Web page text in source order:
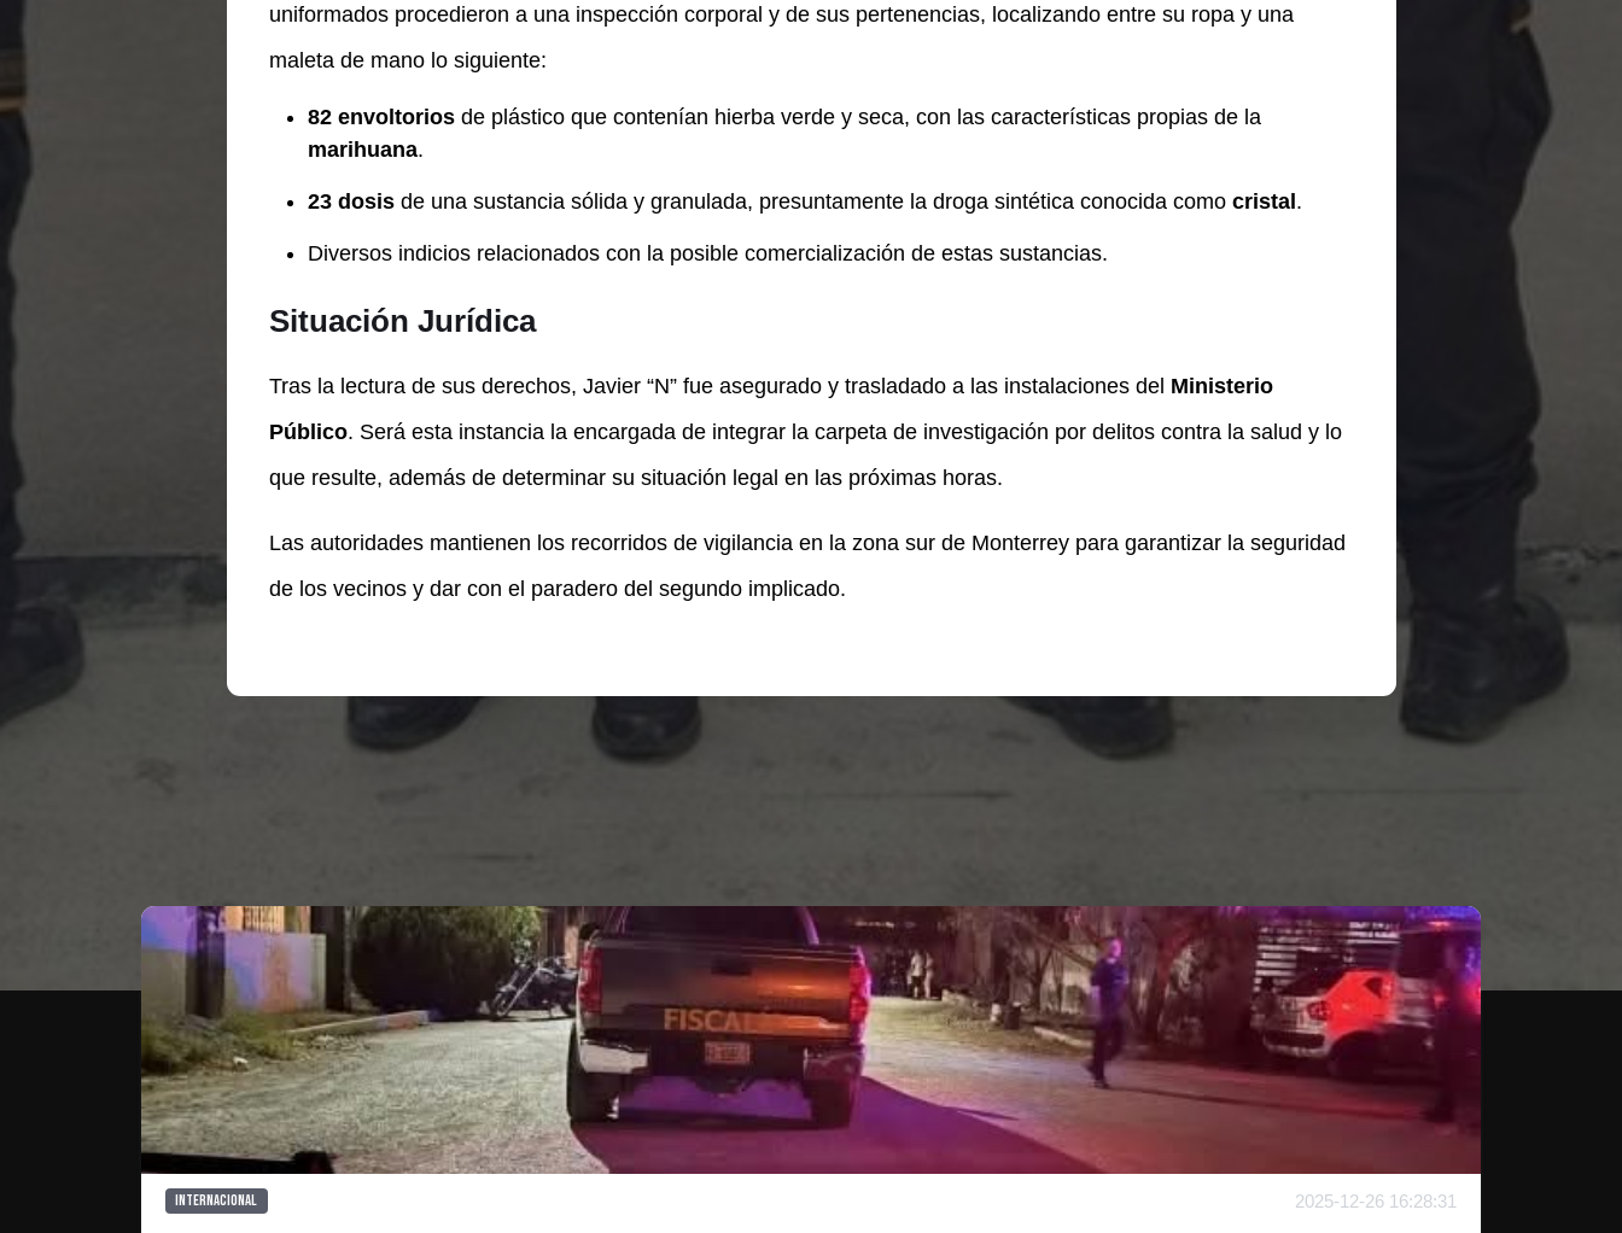
uniformados procedieron a una inspección corporal y de sus pertenencias, localizando entre su ropa y una
maleta de mano lo siguiente:
82 envoltoriosde plástico que contenían hierba verde y seca, con las características propias de la
marihuana.
23 dosisde una sustancia sólida y granulada, presuntamente la droga sintética conocida como cristal.
Diversos indicios relacionados con la posible comercialización de estas sustancias.
Situación Jurídica
Tras la lectura de sus derechos, Javier “N” fue asegurado y trasladado a las instalaciones del Ministerio
Público. Será esta instancia la encargada de integrar la carpeta de investigación por delitos contra la salud y lo
que resulte, además de determinar su situación legal en las próximas horas.
Las autoridades mantienen los recorridos de vigilancia en la zona sur de Monterrey para garantizar la seguridad
de los vecinos y dar con el paradero del segundo implicado.
Internacional 2025-12-26 16:28:31